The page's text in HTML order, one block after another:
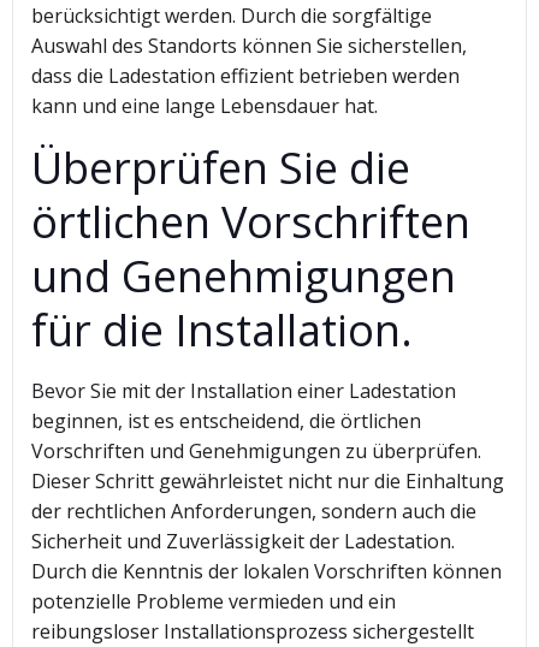
berücksichtigt werden. Durch die sorgfältige
Auswahl des Standorts können Sie sicherstellen,
dass die Ladestation effizient betrieben werden
kann und eine lange Lebensdauer hat.
Überprüfen Sie die
örtlichen Vorschriften
und Genehmigungen
für die Installation.
Bevor Sie mit der Installation einer Ladestation
beginnen, ist es entscheidend, die örtlichen
Vorschriften und Genehmigungen zu überprüfen.
Dieser Schritt gewährleistet nicht nur die Einhaltung
der rechtlichen Anforderungen, sondern auch die
Sicherheit und Zuverlässigkeit der Ladestation.
Durch die Kenntnis der lokalen Vorschriften können
potenzielle Probleme vermieden und ein
reibungsloser Installationsprozess sichergestellt